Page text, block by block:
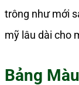
trông như mới
mỹ lâu dài cho
Bảng